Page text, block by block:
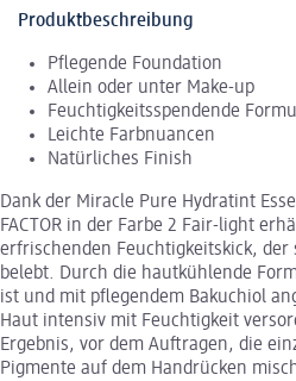
Produktbeschreibung
Pflegende Foundation
Allein oder unter Make-up
Feuchtigkeitsspendende
Leichte Farbnuancen
Natürliches Finish
Dank der Miracle Pure Hydratint
FACTOR in der Farbe 2 Fair-light
erfrischenden Feuchtigkeitskick, der
belebt. Durch die hautkühlende
ist und mit pflegendem Bakuchiol
Haut intensiv mit Feuchtigkeit
Ergebnis, vor dem Auftragen, die
Pigmente auf dem Handrücken